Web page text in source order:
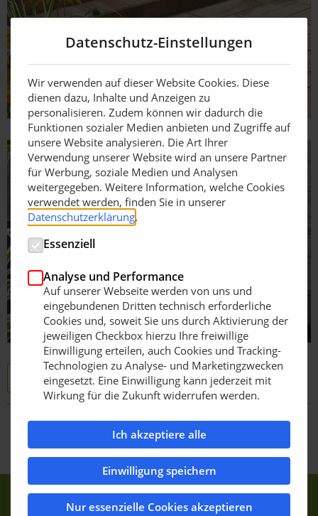
KANN Stratos System
Zurück zur Übersicht
Datenschutz-Einstellungen
Wir verwenden auf dieser Website Cookies. Diese
dienen dazu, Inhalte und Anzeigen zu
personalisieren. Zudem können wir dadurch die
Funktionen sozialer Medien anbieten und Zugriffe auf
unsere Website analysieren. Die Art Ihrer
Verwendung unserer Website wird an unsere Partner
für Werbung, soziale Medien und Analysen
weitergegeben. Weitere Information, welche Cookies
verwendet werden, finden Sie in unserer
Datenschutzerklärung.
Essenziell
Analyse und Performance
Auf unserer Webseite werden von uns und
eingebundenen Dritten technisch erforderliche
Cookies und, soweit Sie uns durch Aktivierung der
jeweiligen Checkbox hierzu Ihre freiwillige
Einwilligung erteilen, auch Cookies und Tracking-
Technologien zu Analyse- und Marketingzwecken
eingesetzt. Eine Einwilligung kann jederzeit mit
Wirkung für die Zukunft widerrufen werden.
Ich akzeptiere alle
Einwilligung speichern
Nur essenzielle Cookies akzeptieren